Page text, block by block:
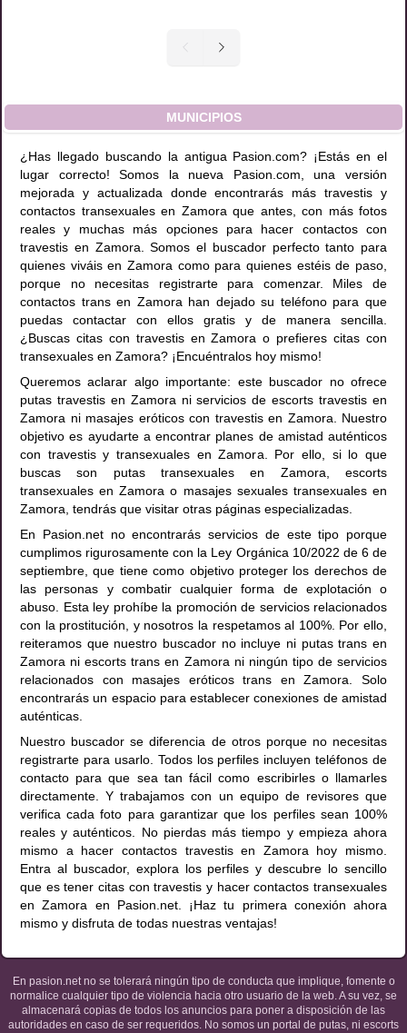
MUNICIPIOS
¿Has llegado buscando la antigua Pasion.com? ¡Estás en el
lugar correcto! Somos la nueva Pasion.com, una versión
mejorada y actualizada donde encontrarás más travestis y
contactos transexuales en Zamora que antes, con más fotos
reales y muchas más opciones para hacer contactos con
travestis en Zamora. Somos el buscador perfecto tanto para
quienes viváis en Zamora como para quienes estéis de paso,
porque no necesitas registrarte para comenzar. Miles de
contactos trans en Zamora han dejado su teléfono para que
puedas contactar con ellos gratis y de manera sencilla.
¿Buscas citas con travestis en Zamora o prefieres citas con
transexuales en Zamora? ¡Encuéntralos hoy mismo!
Queremos aclarar algo importante: este buscador no ofrece
putas travestis en Zamora ni servicios de escorts travestis en
Zamora ni masajes eróticos con travestis en Zamora. Nuestro
objetivo es ayudarte a encontrar planes de amistad auténticos
con travestis y transexuales en Zamora. Por ello, si lo que
buscas son putas transexuales en Zamora, escorts
transexuales en Zamora o masajes sexuales transexuales en
Zamora, tendrás que visitar otras páginas especializadas.
En Pasion.net no encontrarás servicios de este tipo porque
cumplimos rigurosamente con la Ley Orgánica 10/2022 de 6 de
septiembre, que tiene como objetivo proteger los derechos de
las personas y combatir cualquier forma de explotación o
abuso. Esta ley prohíbe la promoción de servicios relacionados
con la prostitución, y nosotros la respetamos al 100%. Por ello,
reiteramos que nuestro buscador no incluye ni putas trans en
Zamora ni escorts trans en Zamora ni ningún tipo de servicios
relacionados con masajes eróticos trans en Zamora. Solo
encontrarás un espacio para establecer conexiones de amistad
auténticas.
Nuestro buscador se diferencia de otros porque no necesitas
registrarte para usarlo. Todos los perfiles incluyen teléfonos de
contacto para que sea tan fácil como escribirles o llamarles
directamente. Y trabajamos con un equipo de revisores que
verifica cada foto para garantizar que los perfiles sean 100%
reales y auténticos. No pierdas más tiempo y empieza ahora
mismo a hacer contactos travestis en Zamora hoy mismo.
Entra al buscador, explora los perfiles y descubre lo sencillo
que es tener citas con travestis y hacer contactos transexuales
en Zamora en Pasion.net. ¡Haz tu primera conexión ahora
mismo y disfruta de todas nuestras ventajas!
En pasion.net no se tolerará ningún tipo de conducta que implique, fomente o
normalice cualquier tipo de violencia hacia otro usuario de la web. A su vez, se
almacenará copias de todos los anuncios para poner a disposición de las
autoridades en caso de ser requeridos. No somos un portal de putas, ni escorts